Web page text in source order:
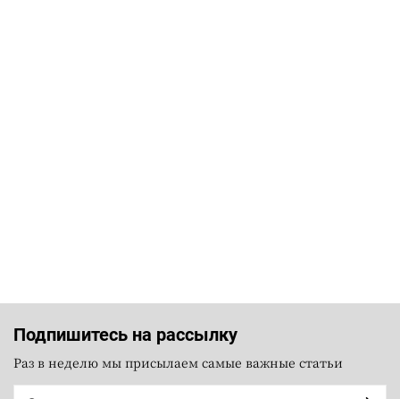
Подпишитесь на рассылку
Раз в неделю мы присылаем самые важные статьи